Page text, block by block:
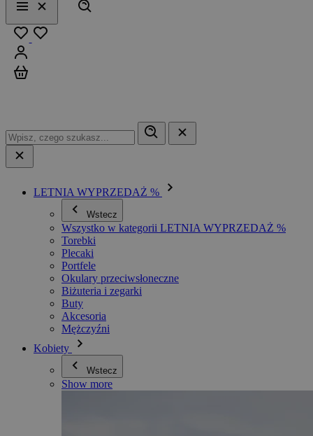
Menu
Zamknij
LETNIA WYPRZEDAŻ %
Wstecz
Wszystko w kategorii LETNIA WYPRZEDAŻ %
Torebki
Plecaki
Portfele
Okulary przeciwsłoneczne
Biżuteria i zegarki
Buty
Akcesoria
Mężczyźni
Kobiety
Wstecz
Show more